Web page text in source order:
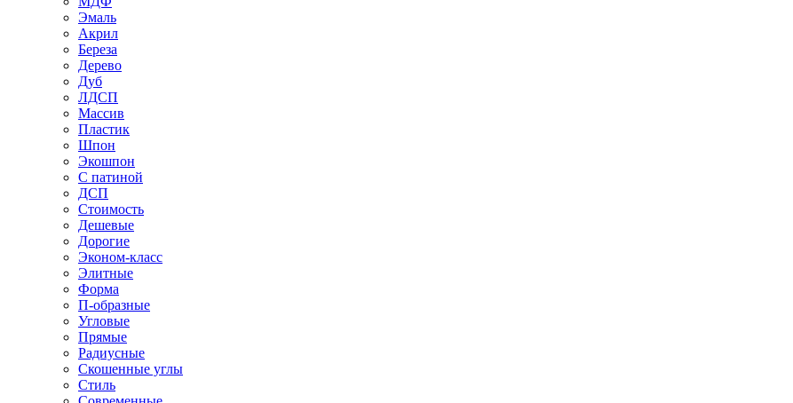
Эмаль
Акрил
Береза
Дерево
Дуб
ЛДСП
Массив
Пластик
Шпон
Экошпон
С патиной
ДСП
Стоимость
Дешевые
Дорогие
Эконом-класс
Элитные
Форма
П-образные
Угловые
Прямые
Радиусные
Скошенные углы
Стиль